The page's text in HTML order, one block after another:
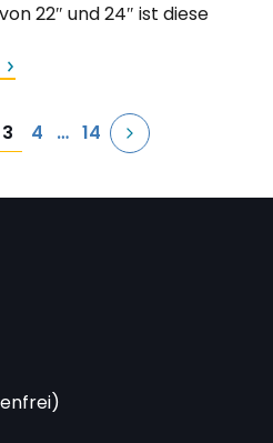
22″ und 24″ ist diese
3 4 … 14